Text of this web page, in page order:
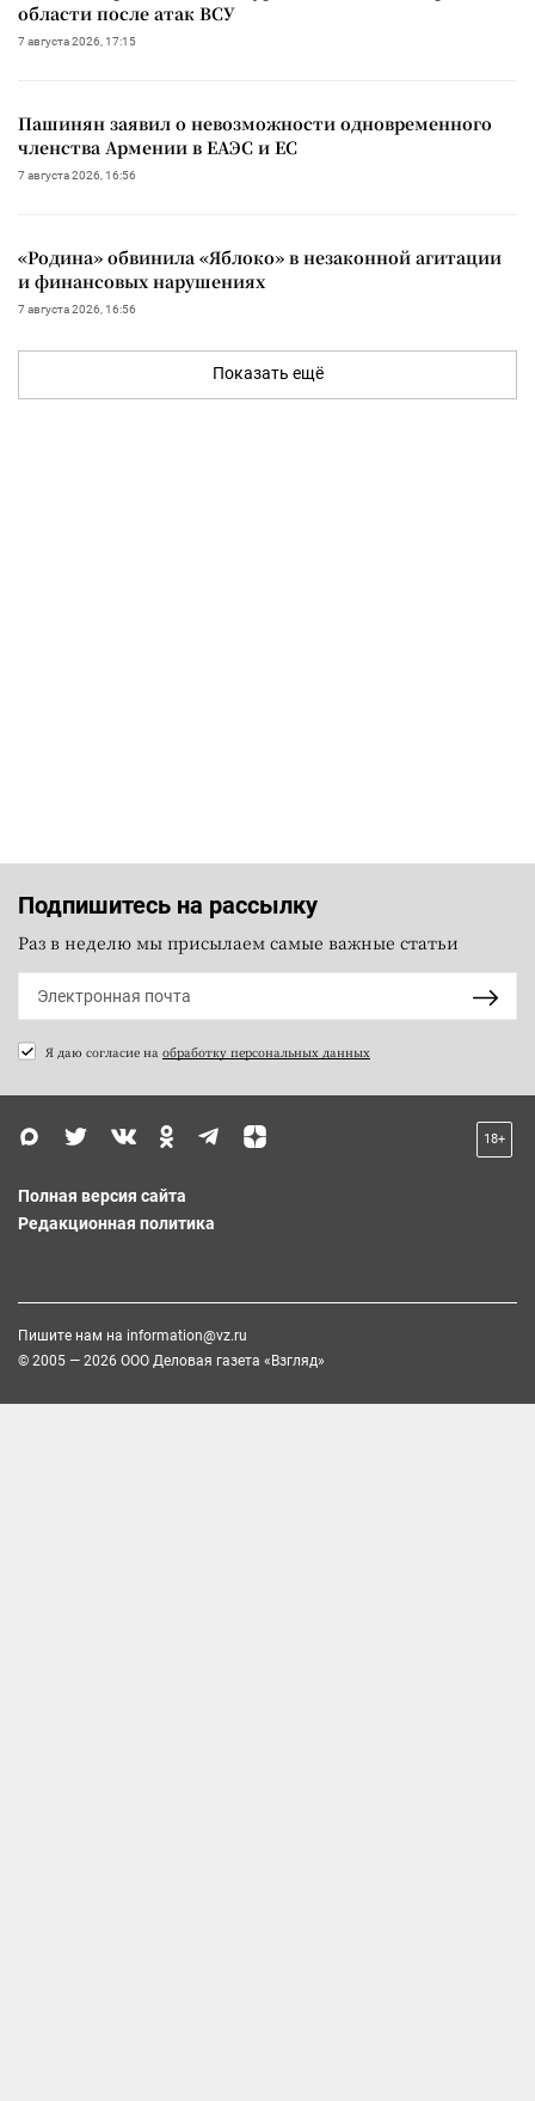
области после атак ВСУ
7 августа 2026, 17:15
Пашинян заявил о невозможности одновременного
членства Армении в ЕАЭС и ЕС
7 августа 2026, 16:56
«Родина» обвинила «Яблоко» в незаконной агитации
и финансовых нарушениях
7 августа 2026, 16:56
Показать ещё
Подпишитесь на рассылку
Раз в неделю мы присылаем самые важные статьи
Я даю согласие на обработку персональных данных
18+
Полная версия сайта
Редакционная политика
Пишите нам на information@vz.ru
© 2005 — 2026 ООО Деловая газета «Взгляд»